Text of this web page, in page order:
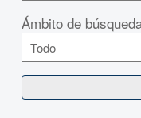
Ámbito de